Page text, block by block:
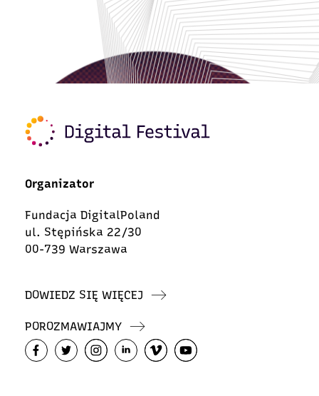
Organizator
Fundacja DigitalPoland
ul. Stępińska 22/30
00-739 Warszawa
DOWIEDZ SIĘ WIĘCEJ
POROZMAWIAJMY